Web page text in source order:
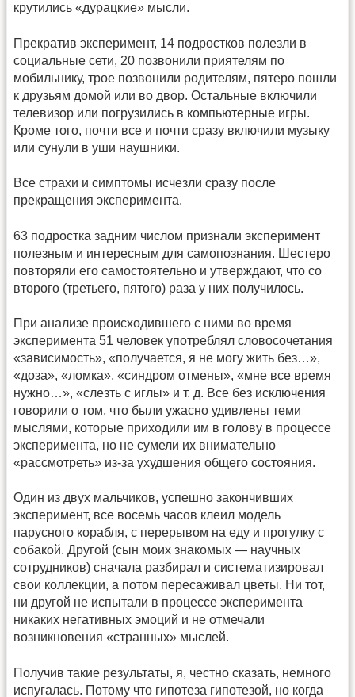
крутились «дурацкие» мысли.
Прекратив эксперимент, 14 подростков полезли в
социальные сети, 20 позвонили приятелям по
мобильнику, трое позвонили родителям, пятеро пошли
к друзьям домой или во двор. Остальные включили
телевизор или погрузились в компьютерные игры.
Кроме того, почти все и почти сразу включили музыку
или сунули в уши наушники.
Все страхи и симптомы исчезли сразу после
прекращения эксперимента.
63 подростка задним числом признали эксперимент
полезным и интересным для самопознания. Шестеро
повторяли его самостоятельно и утверждают, что со
второго (третьего, пятого) раза у них получилось.
При анализе происходившего с ними во время
эксперимента 51 человек употреблял словосочетания
«зависимость», «получается, я не могу жить без…»,
«доза», «ломка», «синдром отмены», «мне все время
нужно…», «слезть с иглы» и т. д. Все без исключения
говорили о том, что были ужасно удивлены теми
мыслями, которые приходили им в голову в процессе
эксперимента, но не сумели их внимательно
«рассмотреть» из-за ухудшения общего состояния.
Один из двух мальчиков, успешно закончивших
эксперимент, все восемь часов клеил модель
парусного корабля, с перерывом на еду и прогулку с
собакой. Другой (сын моих знакомых — научных
сотрудников) сначала разбирал и систематизировал
свои коллекции, а потом пересаживал цветы. Ни тот,
ни другой не испытали в процессе эксперимента
никаких негативных эмоций и не отмечали
возникновения «странных» мыслей.
Получив такие результаты, я, честно сказать, немного
испугалась. Потому что гипотеза гипотезой, но когда